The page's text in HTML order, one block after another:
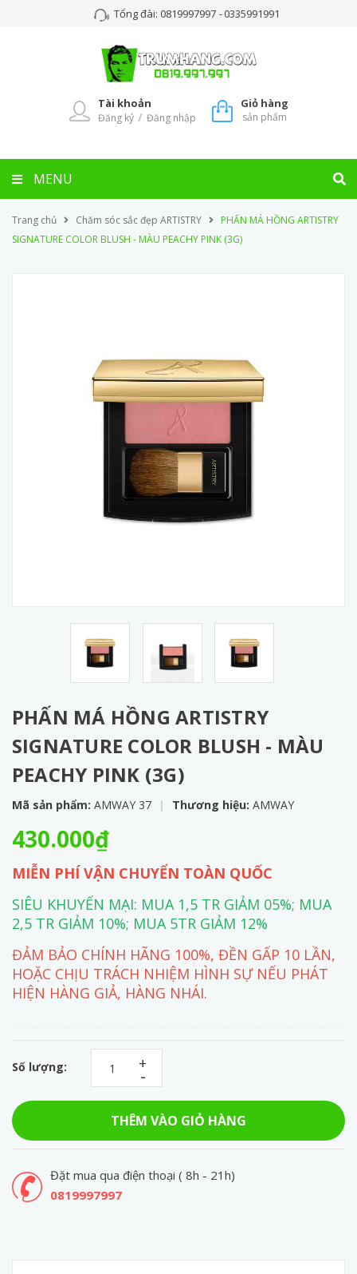
Tổng đài: 0819997997 -0335991991
Tài khoản
Đăng ký / Đăng nhập
Giỏ hàng
sản phẩm
MENU
Trang chủ Chăm sóc sắc đẹp ARTISTRY
PHẤN MÁ HỒNG ARTISTRY
SIGNATURE COLOR BLUSH - MÀU PEACHY PINK (3G)
PHẤN MÁ HỒNG ARTISTRY
SIGNATURE COLOR BLUSH - MÀU
PEACHY PINK (3G)
Mã sản phẩm: AMWAY 37 | Thương hiệu: AMWAY
430.000₫
MIỄN PHÍ VẬN CHUYỂN TOÀN QUỐC
SIÊU KHUYẾN MẠI: MUA 1,5 TR GIẢM 05%; MUA
2,5 TR GIẢM 10%; MUA 5TR GIẢM 12%
ĐẢM BẢO CHÍNH HÃNG 100%, ĐỀN GẤP 10 LẦN,
HOẶC CHỊU TRÁCH NHIỆM HÌNH SỰ NẾU PHÁT
HIỆN HÀNG GIẢ, HÀNG NHÁI.
Số lượng: -
+
THÊM VÀO GIỎ HÀNG
Đặt mua qua điện thoại ( 8h - 21h)
0819997997